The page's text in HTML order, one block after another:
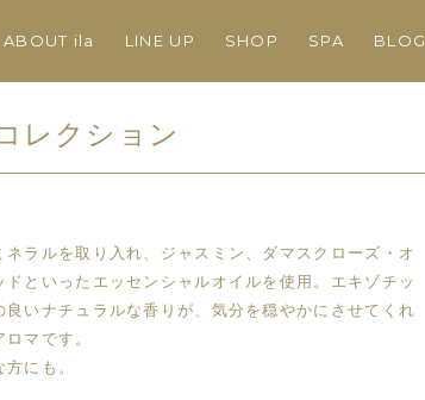
ABOUT ila LINE UP SHOP SPA BLOG
レクション
ネラルを取り入れ、ジャスミン、ダマスクローズ・オ
ドといったエッセンシャルオイルを使用。エキゾチッ
良いナチュラルな香りが、気分を穏やかにさせてくれ
マです。
にも。